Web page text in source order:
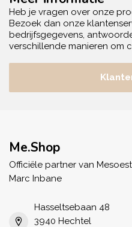
Heb je vragen over onze
Bezoek dan onze
bedrijfsgegevens,
verschillende manieren om
Me.Shop
Officiële partner van
Marc Inbane
Hasseltsebaan 48
3940 Hechtel